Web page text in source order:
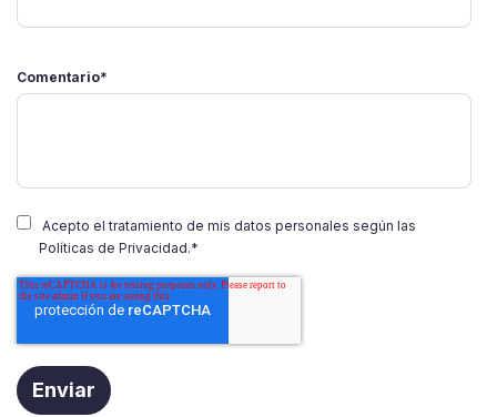
Comentario*
Acepto el tratamiento de mis datos personales según las
Políticas de Privacidad.*